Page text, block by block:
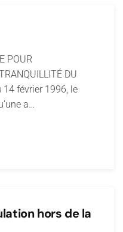
POUR
DU
14 février 1996, le
a…
hors de la